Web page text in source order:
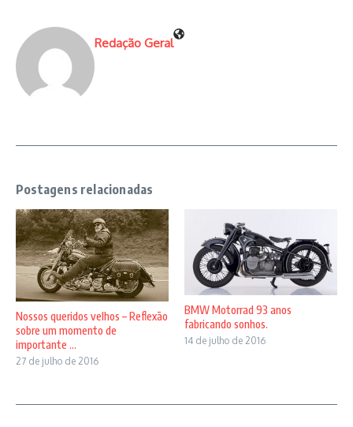
Redação Geral
Postagens relacionadas
Nossos queridos velhos – Reflexão
sobre um momento de
importante ...
27 de julho de 2016
BMW Motorrad 93 anos
fabricando sonhos.
14 de julho de 2016